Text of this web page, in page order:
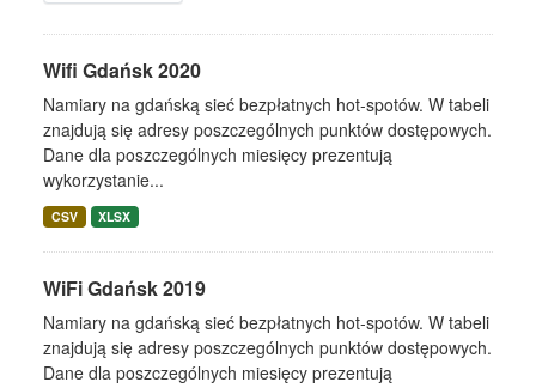
Wifi Gdańsk 2020
Namiary na gdańską sieć bezpłatnych hot-spotów. W tabeli
znajdują się adresy poszczególnych punktów dostępowych.
Dane dla poszczególnych miesięcy prezentują
wykorzystanie...
CSV XLSX
WiFi Gdańsk 2019
Namiary na gdańską sieć bezpłatnych hot-spotów. W tabeli
znajdują się adresy poszczególnych punktów dostępowych.
Dane dla poszczególnych miesięcy prezentują